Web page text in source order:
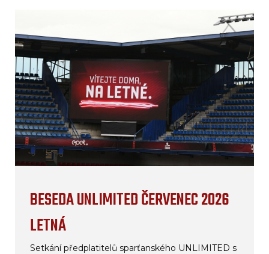
BESEDA UNLIMITED ČERVENEC 2026
LETNÁ
Setkání předplatitelů sparťanského UNLIMITED s